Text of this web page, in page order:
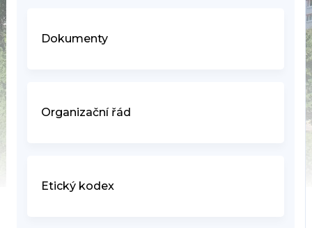
Dokumenty
Organizační řád
Etický kodex